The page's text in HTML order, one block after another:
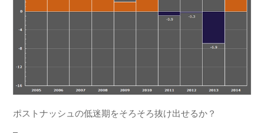
ポストナッシュの低迷期をそろそろ抜け出せるか？